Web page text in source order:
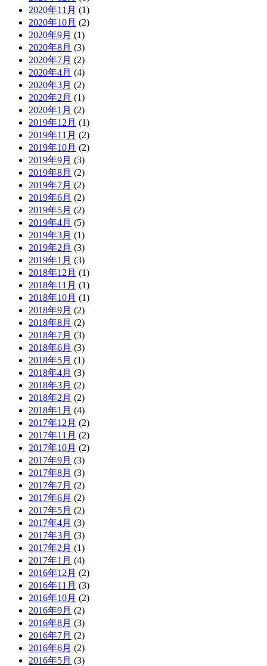
2020年11月 (1)
2020年10月 (2)
2020年9月 (1)
2020年8月 (3)
2020年7月 (2)
2020年4月 (4)
2020年3月 (2)
2020年2月 (1)
2020年1月 (2)
2019年12月 (1)
2019年11月 (2)
2019年10月 (2)
2019年9月 (3)
2019年8月 (2)
2019年7月 (2)
2019年6月 (2)
2019年5月 (2)
2019年4月 (5)
2019年3月 (1)
2019年2月 (3)
2019年1月 (3)
2018年12月 (1)
2018年11月 (1)
2018年10月 (1)
2018年9月 (2)
2018年8月 (2)
2018年7月 (3)
2018年6月 (3)
2018年5月 (1)
2018年4月 (3)
2018年3月 (2)
2018年2月 (2)
2018年1月 (4)
2017年12月 (2)
2017年11月 (2)
2017年10月 (2)
2017年9月 (3)
2017年8月 (3)
2017年7月 (2)
2017年6月 (2)
2017年5月 (2)
2017年4月 (3)
2017年3月 (3)
2017年2月 (1)
2017年1月 (4)
2016年12月 (2)
2016年11月 (3)
2016年10月 (2)
2016年9月 (2)
2016年8月 (3)
2016年7月 (2)
2016年6月 (2)
2016年5月 (3)